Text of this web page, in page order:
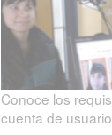
Conoce los
cuenta de